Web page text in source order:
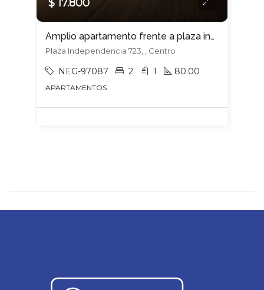
$ 17.800
Amplio apartamento frente a plaza independencia !!
Plaza Independencia 723, , Centro
NEG-97087 2 1 80.00
APARTAMENTOS